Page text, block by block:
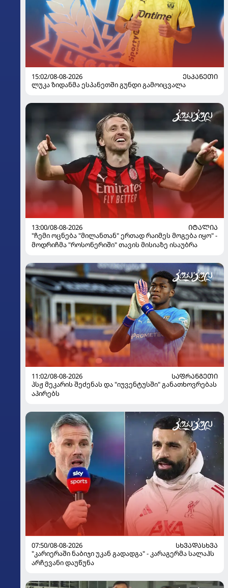
15:02/08-08-2026
ᲔᲡᲞᲐᲜᲔᲗᲘ
ლუკა ზიდანმა ესპანეთში გუნდი გამოიცვალა
13:00/08-08-2026
ᲘᲢᲐᲚᲘᲐ
"ჩემი ოცნება "მილანთან" ერთად რაიმეს მოგება იყო" -
მოდრიჩმა "როსონერიში" თავის მისიაზე ისაუბრა
11:02/08-08-2026
ᲡᲐᲤᲠᲐᲜᲒᲔᲗᲘ
პსჟ მეკარის შეძენას და "იუვენტუსში" განათხოვრებას
აპირებს
07:50/08-08-2026
ᲡᲮᲕᲐᲓᲐᲡᲮᲕᲐ
"კარიერაში ნაბიჯი უკან გადადგა" - კარაგერმა სალაჰს
არჩევანი დაუწუნა